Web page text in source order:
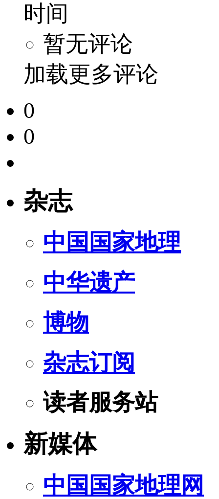
时间
暂无评论
加载更多评论
0
0
杂志
中国国家地理
中华遗产
博物
杂志订阅
读者服务站
新媒体
中国国家地理网